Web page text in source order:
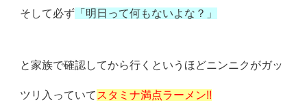
そして必ず 「明日って何もないよな？」
と家族で確認してから行くというほどニンニクがガッ
ツリ入っていて スタミナ満点ラーメン!!